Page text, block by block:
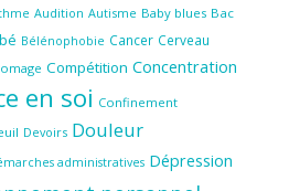
Audition Autisme Baby blues Bac
Bélénophobie Cancer Cerveau
Compétition Concentration
en soi Confinement
Devoirs Douleur
administratives Dépression